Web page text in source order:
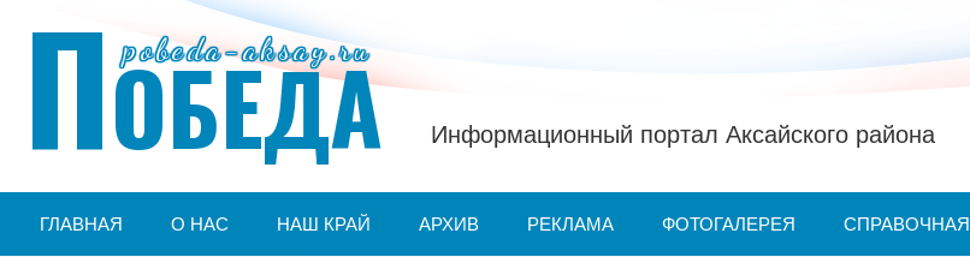
pobeda-aksay.ru
ПОБЕДА Информационный портал Аксайского района
ГЛАВНАЯ О НАС НАШ КРАЙ АРХИВ РЕКЛАМА ФОТОГАЛЕРЕЯ СПРАВОЧНАЯ